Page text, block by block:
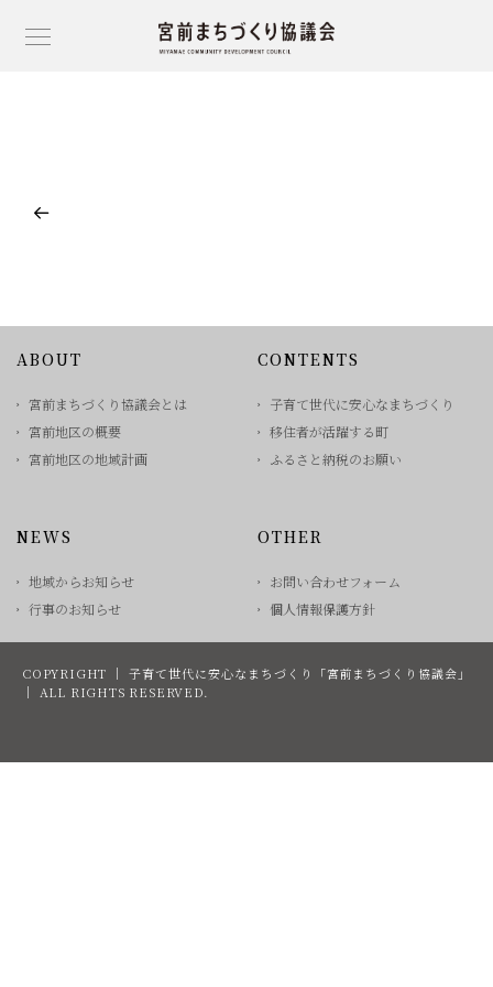
ABOUT
宮前まちづくり協議会とは
宮前地区の概要
宮前地区の地域計画
CONTENTS
子育て世代に安心なまちづくり
移住者が活躍する町
ふるさと納税のお願い
NEWS
地域からお知らせ
行事のお知らせ
OTHER
お問い合わせフォーム
個人情報保護方針
COPYRIGHT ｜ 子育て世代に安心なまちづくり「宮前まちづくり協議会」
｜ ALL RIGHTS RESERVED.